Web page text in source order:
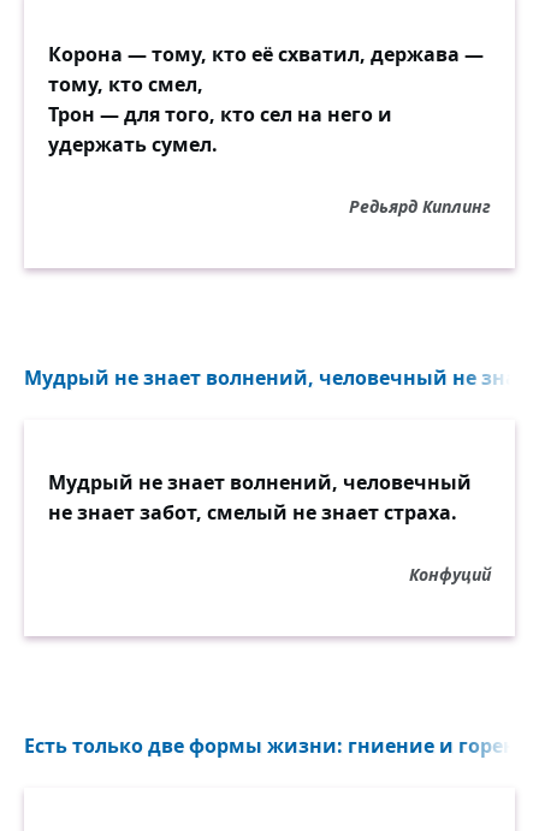
Корона — тому, кто её схватил, держава —
тому, кто смел,
Трон — для того, кто сел на него и
удержать сумел.
Редьярд Киплинг
Мудрый не знает волнений, человечный не
Мудрый не знает волнений, человечный
не знает забот, смелый не знает страха.
Конфуций
Есть только две формы жизни: гниение и